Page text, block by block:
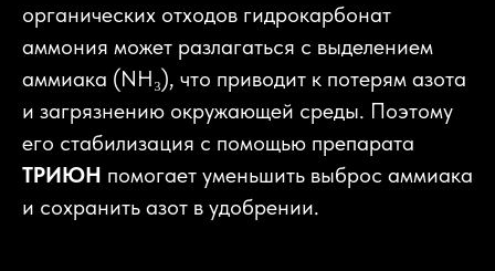
органических отходов гидрокарбонат
аммония может разлагаться с выделением
аммиака (NH₃), что приводит к потерям азота
и загрязнению окружающей среды. Поэтому
его стабилизация с помощью препарата
ТРИЮН помогает уменьшить выброс аммиака
и сохранить азот в удобрении.